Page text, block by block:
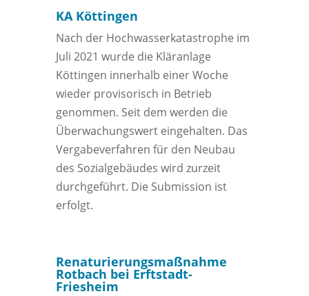
KA Köttingen
Nach der Hochwasserkatastrophe im
Juli 2021 wurde die Kläranlage
Köttingen innerhalb einer Woche
wieder provisorisch in Betrieb
genommen. Seit dem werden die
Überwachungswert eingehalten. Das
Vergabeverfahren für den Neubau
des Sozialgebäudes wird zurzeit
durchgeführt. Die Submission ist
erfolgt.
Renaturierungsmaßnahme
Rotbach bei Erftstadt-
Friesheim